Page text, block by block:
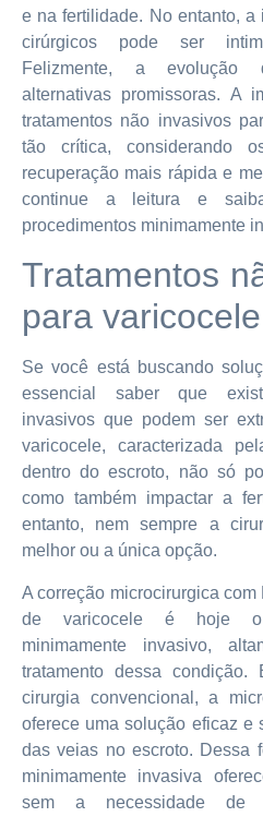
e na fertilidade. No entanto, a
cirúrgicos pode ser
Felizmente, a evolução
alternativas promissoras. A
tratamentos não invasivos
tão crítica, considerando
recuperação mais rápida e
continue a leitura e
procedimentos minimamente
Tratamentos
para varicocele
Se você está buscando
essencial saber que
invasivos que podem ser
varicocele, caracterizada
dentro do escroto, não só
como também impactar a
entanto, nem sempre a
melhor ou a única opção.
A correção microcirurgica
de varicocele é hoje o
minimamente invasivo,
tratamento dessa
cirurgia convencional, a
oferece uma solução eficaz e
das veias no escroto. Dessa
minimamente invasiva
sem a necessidade de